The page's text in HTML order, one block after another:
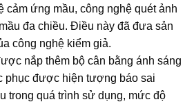
cảm ứng mầu, công nghệ quét ảnh
đa chiều. Điều này đã đưa sản
công nghệ kiểm giả.
nắp thêm bộ cân bằng ánh sáng
phục được hiện tượng báo sai
trong quá trình sử dụng, mức độ